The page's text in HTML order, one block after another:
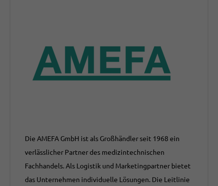
Die AMEFA GmbH ist als Großhändler seit 1968 ein
verlässlicher Partner des medizintechnischen
Fachhandels. Als Logistik und Marketingpartner bietet
das Unternehmen individuelle Lösungen. Die Leitlinie